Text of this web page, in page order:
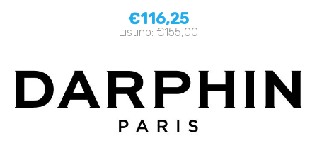
€116,25
Listino: €155,00